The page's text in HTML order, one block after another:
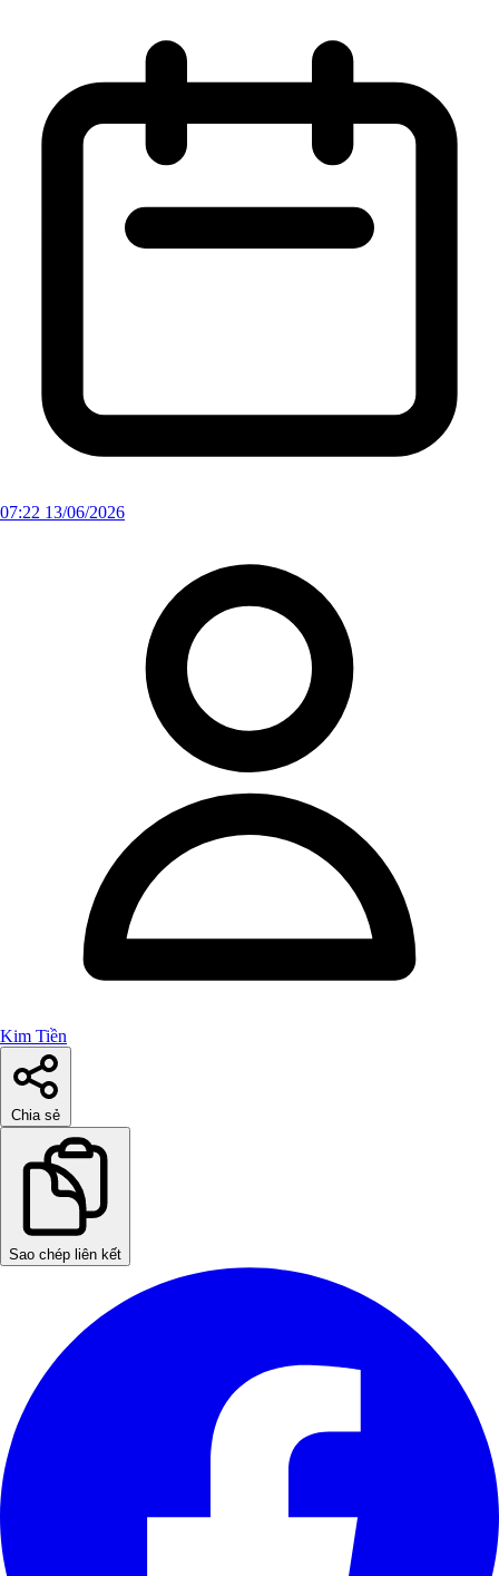
07:22 13/06/2026
Kim Tiền
Chia sẻ
Sao chép liên kết